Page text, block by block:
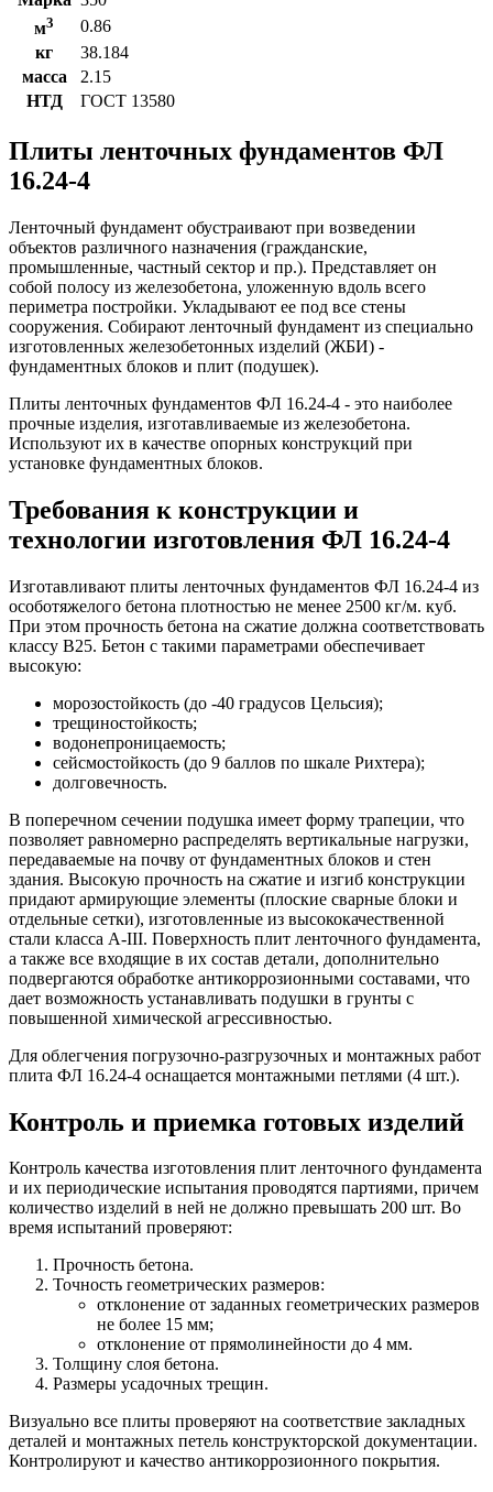
м3
0.86
кг
38.184
масса
2.15
НТД
ГОСТ 13580
Плиты ленточных фундаментов ФЛ
16.24-4
Ленточный фундамент обустраивают при возведении
объектов различного назначения (гражданские,
промышленные, частный сектор и пр.). Представляет он
собой полосу из железобетона, уложенную вдоль всего
периметра постройки. Укладывают ее под все стены
сооружения. Собирают ленточный фундамент из специально
изготовленных железобетонных изделий (ЖБИ) -
фундаментных блоков и плит (подушек).
Плиты ленточных фундаментов ФЛ 16.24-4 - это наиболее
прочные изделия, изготавливаемые из железобетона.
Используют их в качестве опорных конструкций при
установке фундаментных блоков.
Требования к конструкции и
технологии изготовления ФЛ 16.24-4
Изготавливают плиты ленточных фундаментов ФЛ 16.24-4 из
особотяжелого бетона плотностью не менее 2500 кг/м. куб.
При этом прочность бетона на сжатие должна соответствовать
классу В25. Бетон с такими параметрами обеспечивает
высокую:
морозостойкость (до -40 градусов Цельсия);
трещиностойкость;
водонепроницаемость;
сейсмостойкость (до 9 баллов по шкале Рихтера);
долговечность.
В поперечном сечении подушка имеет форму трапеции, что
позволяет равномерно распределять вертикальные нагрузки,
передаваемые на почву от фундаментных блоков и стен
здания. Высокую прочность на сжатие и изгиб конструкции
придают армирующие элементы (плоские сварные блоки и
отдельные сетки), изготовленные из высококачественной
стали класса А-III. Поверхность плит ленточного фундамента,
а также все входящие в их состав детали, дополнительно
подвергаются обработке антикоррозионными составами, что
дает возможность устанавливать подушки в грунты с
повышенной химической агрессивностью.
Для облегчения погрузочно-разгрузочных и монтажных работ
плита ФЛ 16.24-4 оснащается монтажными петлями (4 шт.).
Контроль и приемка готовых изделий
Контроль качества изготовления плит ленточного фундамента
и их периодические испытания проводятся партиями, причем
количество изделий в ней не должно превышать 200 шт. Во
время испытаний проверяют:
Прочность бетона.
Точность геометрических размеров:
отклонение от заданных геометрических размеров
не более 15 мм;
отклонение от прямолинейности до 4 мм.
Толщину слоя бетона.
Размеры усадочных трещин.
Визуально все плиты проверяют на соответствие закладных
деталей и монтажных петель конструкторской документации.
Контролируют и качество антикоррозионного покрытия.